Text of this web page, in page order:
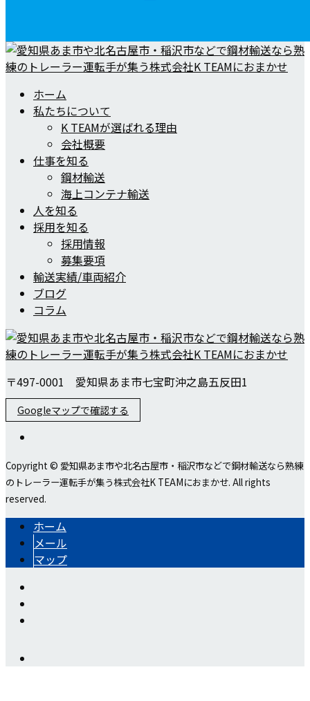
ホーム
私たちについて
K TEAMが選ばれる理由
会社概要
仕事を知る
鋼材輸送
海上コンテナ輸送
人を知る
採用を知る
採用情報
募集要項
輸送実績/車両紹介
ブログ
コラム
〒497-0001 愛知県あま市七宝町沖之島五反田1
Googleマップで確認する
Copyright © 愛知県あま市や北名古屋市・稲沢市などで鋼材輸送なら熟練
のトレーラー運転手が集う株式会社K TEAMにおまかせ. All rights
reserved.
ホーム
メール
マップ